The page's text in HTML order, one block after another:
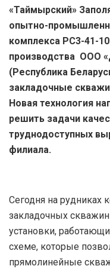
«Таймырский»
опытно-
комплекса РС3-41-
производства ООО
(Республика
закладочные
Новая технология
решить задачи
труднодоступных
филиала.
Сегодня на рудниках
закладочных
установки,
схеме, которые
прямолинейные